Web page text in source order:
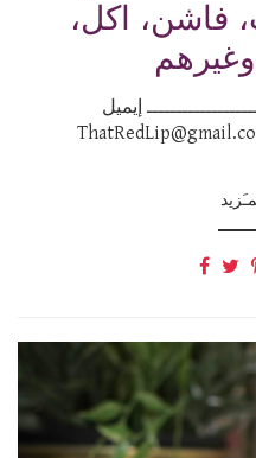
فاشن، اكل،
إيميل: